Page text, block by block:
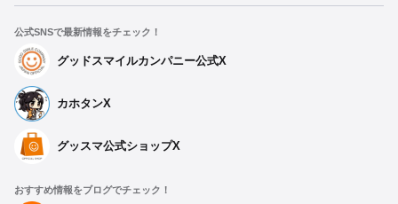
2026年10月発売予定
【再販】 ぬいぐるみ MyGO!!!!! 椎名 立希 制服Ver. -
2026年10月発売予定
ぬいぐるみ MyGO!!!!! 高松 燈 制服Ver. - 2025年06月
発売予定
公式SNSで最新情報をチェック！
グッドスマイルカンパニー公式X
カホタンX
グッスマ公式ショップX
おすすめ情報をブログでチェック！